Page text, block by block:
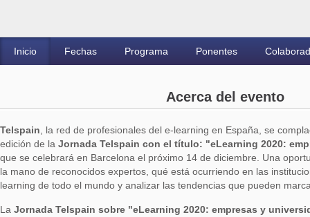
Inicio Fechas Programa Ponentes
Acerca del evento
Telspain , la red de profesionales del e-learning en España, se
edición de la Jornada Telspain con el título: "eLearning 2020:
que se celebrará en Barcelona el próximo 14 de diciembre. Una
la mano de reconocidos expertos, qué está ocurriendo en las
learning de todo el mundo y analizar las tendencias que pueden
La Jornada Telspain sobre "eLearning 2020: empresas y